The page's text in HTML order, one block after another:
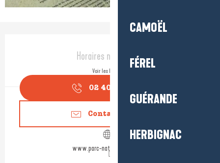
CAMOËL
FÉREL
GUÉRANDE
HERBIGNAC
Ouverture et coordonnées
Horaires non définis
Voir les horaires
02 40 24 34
Contactez-nous
www.parc-naturel-briere.com